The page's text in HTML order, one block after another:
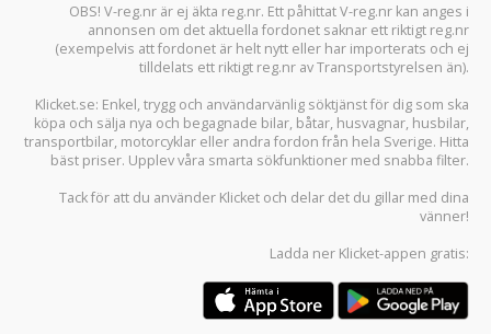
OBS! V-reg.nr är ej äkta reg.nr. Ett påhittat V-reg.nr kan anges i
annonsen om det aktuella fordonet saknar ett riktigt reg.nr
(exempelvis att fordonet är helt nytt eller har importerats och ej
tilldelats ett riktigt reg.nr av Transportstyrelsen än).
Klicket.se: Enkel, trygg och användarvänlig söktjänst för dig som ska
köpa och sälja nya och begagnade bilar, båtar, husvagnar, husbilar,
transportbilar, motorcyklar eller andra fordon från hela Sverige. Hitta
bäst priser. Upplev våra smarta sökfunktioner med snabba filter.
Tack för att du använder Klicket och delar det du gillar med dina
vänner!
Ladda ner Klicket-appen gratis: